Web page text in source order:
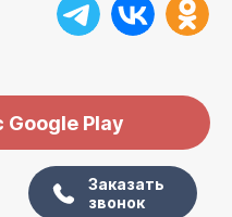
Google Play
Заказать
звонок